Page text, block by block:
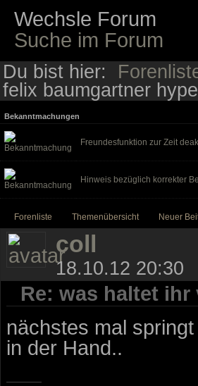
Wechsle Forum
Suche im Forum
Du bist hier:
felix baumgartner
Bekanntmachungen
Freundesfunktion zur Zeit
Hinweis bezüglich korrekter
Forenliste Themenübersicht Neuer
coll
18.10.12 20:30
Re: was haltet
nächstes mal
in der Hand..